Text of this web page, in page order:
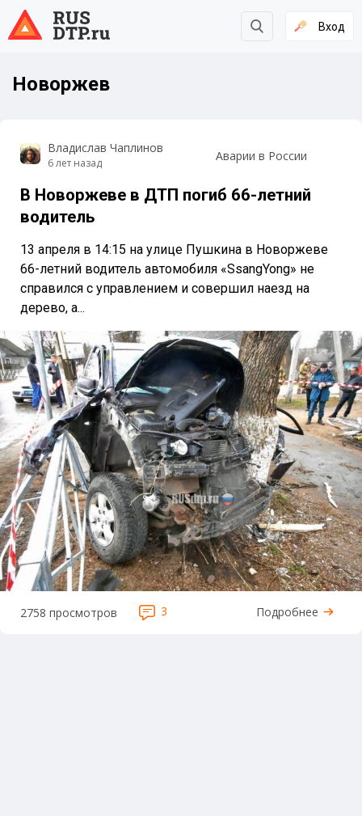
Вход
Новоржев
Владислав Чаплинов
6 лет назад Аварии в России
В Новоржеве в ДТП погиб 66-летний
водитель
13 апреля в 14:15 на улице Пушкина в Новоржеве
66-летний водитель автомобиля «SsangYong» не
справился с управлением и совершил наезд на
дерево, а...
2758 просмотров 3 Подробнее